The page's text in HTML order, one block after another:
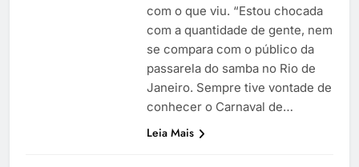
com o que viu. “Estou chocada
com a quantidade de gente, nem
se compara com o público da
passarela do samba no Rio de
Janeiro. Sempre tive vontade de
conhecer o Carnaval de…
Leia Mais